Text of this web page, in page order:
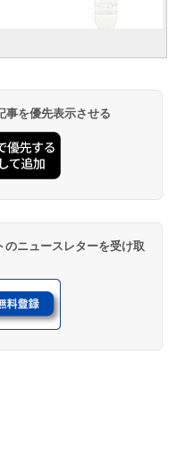
事を優先表示させる
ニュースレターを受け取